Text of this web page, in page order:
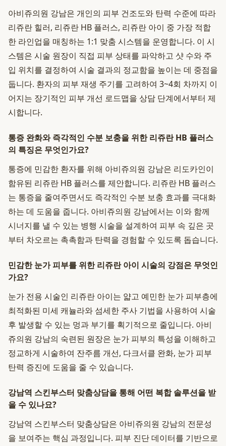
아비쥬의원 강남은 개인의 피부 건조도와 탄력 수준에 따라
리쥬란 힐러, 리쥬란 HB 플러스, 리쥬란 아이 중 가장 적합
한 라인업을 매칭하는 1:1 맞춤 시스템을 운영합니다. 이 시
스템은 시술 원장이 직접 피부 상태를 파악하고 샷 수와 주
입 위치를 결정하여 시술 결과의 정교함을 높이는 데 중점을
둡니다. 환자의 피부 재생 주기를 고려하여 3~4회 차까지 이
어지는 장기적인 피부 개선 로드맵을 상담 단계에서부터 제
시합니다.
통증 완화와 즉각적인 수분 보충을 위한 리쥬란 HB 플러스
의 특징은 무엇인가요?
통증에 민감한 환자를 위해 아비쥬의원 강남은 리도카인이
함유된 리쥬란 HB 플러스를 제안합니다. 리쥬란 HB 플러스
는 통증을 줄여주면서도 즉각적인 수분 보충 효과를 극대화
하는 데 도움을 줍니다. 아비쥬의원 강남에서는 이와 함께
시너지를 낼 수 있는 병행 시술을 설계하여 피부 속 깊은 곳
부터 차오르는 촉촉함과 탄력을 경험할 수 있도록 돕습니다.
민감한 눈가 피부를 위한 리쥬란 아이 시술의 강점은 무엇인
가요?
눈가 전용 시술인 리쥬란 아이는 얇고 예민한 눈가 피부층에
최적화된 미세 캐뉼라와 섬세한 주사 기법을 사용하여 시술
후 발생할 수 있는 멍과 부기를 획기적으로 줄입니다. 아비
쥬의원 강남의 숙련된 원장은 눈가 피부의 특성을 이해하고
정교하게 시술하여 잔주름 개선, 다크서클 완화, 눈가 피부
탄력 증진에 도움을 줄 수 있습니다.
강남역 스킨부스터 맞춤상담을 통해 어떤 복합 솔루션을 받
을 수 있나요?
강남역 스킨부스터 맞춤상담은 아비쥬의원 강남의 전문성
을 보여주는 핵심 과정입니다. 피부 진단 데이터를 기반으로